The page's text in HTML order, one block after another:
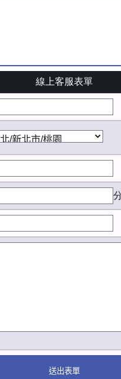
線上客服表單
送出表單